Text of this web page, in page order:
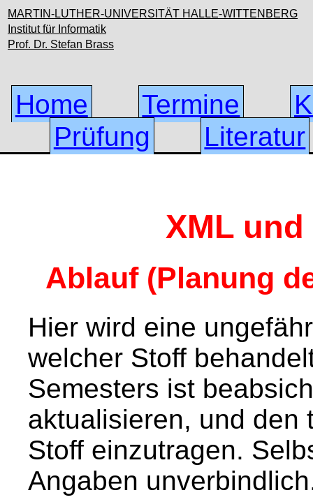
MARTIN-LUTHER-UNIVERSITÄT HALLE-WITTENBERG
Institut für Informatik
Prof. Dr. Stefan Brass
Home Termine
Prüfung
Literatur
XML
Ablauf (Planung
Hier wird eine
welcher Stoff
Semesters ist
aktualisieren, und den
Stoff einzutragen.
Angaben